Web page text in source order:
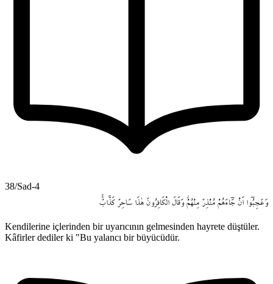
38/Sad-4
وَعَجِبُٓوا اَنْ جَٓاءَهُمْ مُنْذِرٌ مِنْهُمْۘ وَقَالَ الْكَافِرُونَ هٰذَا سَاحِرٌ كَذَّابٌۚ
Kendilerine içlerinden bir uyarıcının gelmesinden hayrete düştüler.
Kâfirler dediler ki "Bu yalancı bir büyücüdür.